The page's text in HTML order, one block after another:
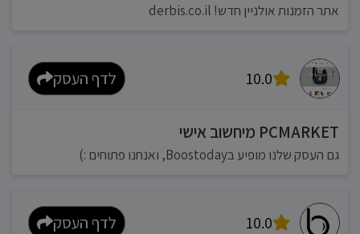
אתר הזמנות אולניין חדש! derbis.co.il
10.0 לדף העסק
PCMARKET מיחשוב אישי
גם העסק שלנו מופיע בBoostoday, ואנחנו פתוחים :)
10.0 לדף העסק